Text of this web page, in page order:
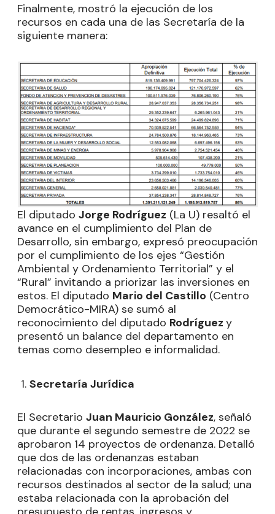
Finalmente, mostró la ejecución de los
recursos en cada una de las Secretaría de la
siguiente manera:
El diputado Jorge Rodríguez (La U) resaltó el
avance en el cumplimiento del Plan de
Desarrollo, sin embargo, expresó preocupación
por el cumplimiento de los ejes “Gestión
Ambiental y Ordenamiento Territorial” y el
“Rural” invitando a priorizar las inversiones en
estos. El diputado Mario del Castillo (Centro
Democrático-MIRA) se sumó al
reconocimiento del diputado Rodríguez y
presentó un balance del departamento en
temas como desempleo e informalidad.
Secretaría Jurídica
El Secretario Juan Mauricio González, señaló
que durante el segundo semestre de 2022 se
aprobaron 14 proyectos de ordenanza. Detalló
que dos de las ordenanzas estaban
relacionadas con incorporaciones, ambas con
recursos destinados al sector de la salud; una
estaba relacionada con la aprobación del